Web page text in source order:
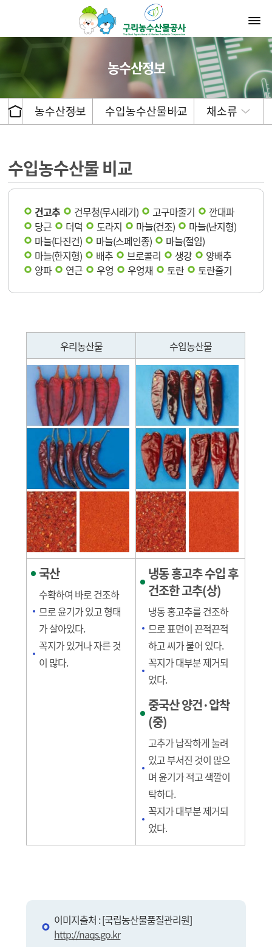
농수산정보
농수산정보 수입농수산물비교 채소류
수입농수산물 비교
건고추 건무청(무시래기) 고구마줄기
깐대파
당근
더덕 도라지 마늘(건조)
마늘(난지형)
마늘(다진건)
마늘(스페인종)
마늘(절임)
마늘(한지형)
배추 브로콜리 생강
양배추
양파
연근 우엉 우엉채 토란 토란줄기
우리농산물 수입농산물
국산
수확하여 바로 건조하
므로 윤기가 있고 형태
가 살아있다.
꼭지가 있거나 자른 것
이 많다.
냉동 홍고추 수입 후
건조한 고추(상)
냉동 홍고추를 건조하
므로 표면이 끈적끈적
하고 씨가 붙어 있다.
꼭지가 대부분 제거되
었다.
중국산 양건·압착
(중)
고추가 납작하게 눌려
있고 부서진 것이 많으
며 윤기가 적고 색깔이
탁하다.
꼭지가 대부분 제거되
었다.
이미지출처 : [국립농산물품질관리원]
http://naqs.go.kr